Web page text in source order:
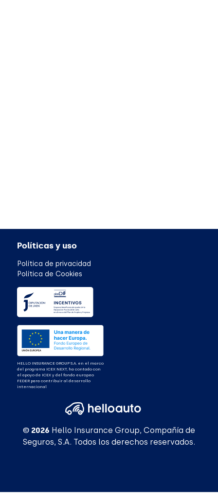
HELLO INSURANCE GROUP S.A. en el marco
del programa ICEX NEXT, ha contado con
el apoyo de ICEX y del fondo europeo
FEDER para contribuir al desarrollo
internacional
Políticas y uso
Política de privacidad
Política de Cookies
© 2026 Hello Insurance Group, Compañía de
Seguros, S.A. Todos los derechos reservados.